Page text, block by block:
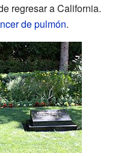
regresar a California.
de pulmón.